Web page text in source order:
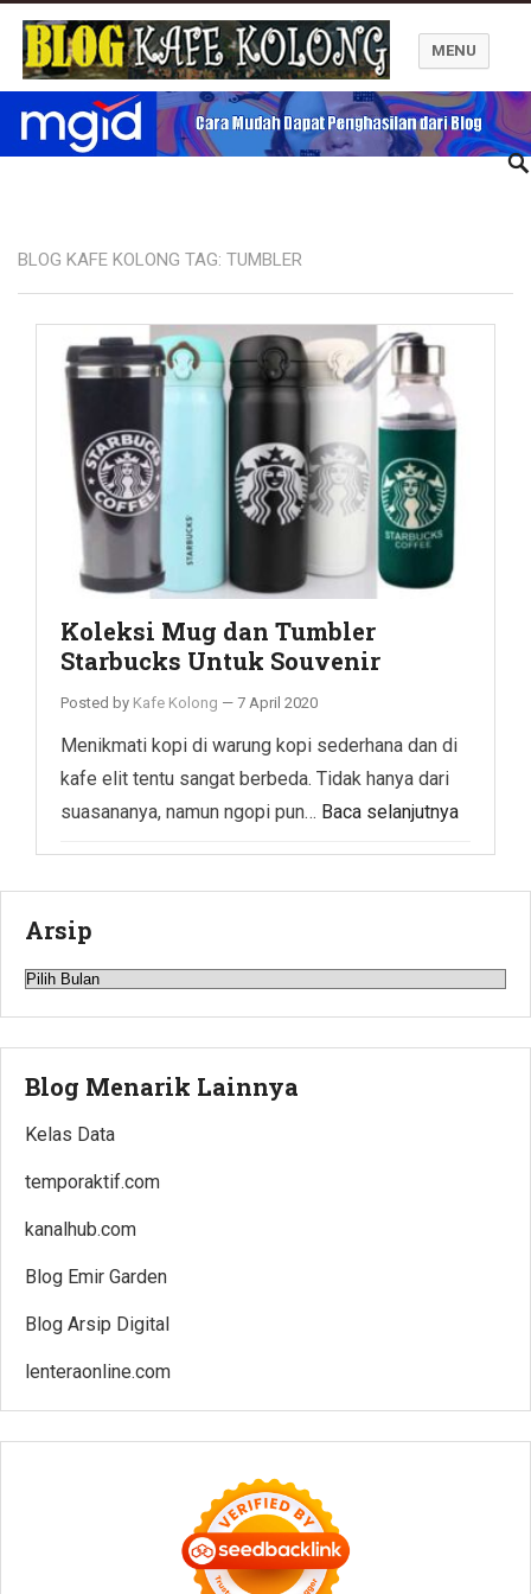
Blog Kafe Kolong
MENU
BLOG KAFE KOLONG TAG: TUMBLER
Koleksi Mug dan Tumbler
Starbucks Untuk Souvenir
Posted by Kafe Kolong — 7 April 2020
Menikmati kopi di warung kopi sederhana dan di
kafe elit tentu sangat berbeda. Tidak hanya dari
suasananya, namun ngopi pun… Baca selanjutnya
Arsip
Arsip
Blog Menarik Lainnya
Kelas Data
temporaktif.com
kanalhub.com
Blog Emir Garden
Blog Arsip Digital
lenteraonline.com